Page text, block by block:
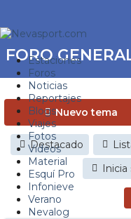
Estaciones
Foros
Noticias
Reportajes
Blogs
Viajes
Fotos
Videos
Material
Esquí Pro
Infonieve
Verano
Nevalog
FORO
Nuevo tema
Destacado